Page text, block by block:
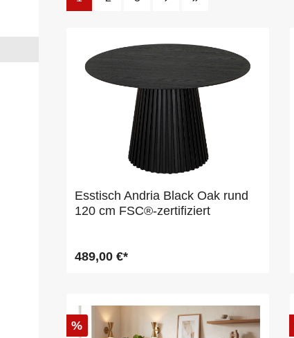
Esstisch Andria Black Oak rund
120 cm FSC®-zertifiziert
489,00 €*
%